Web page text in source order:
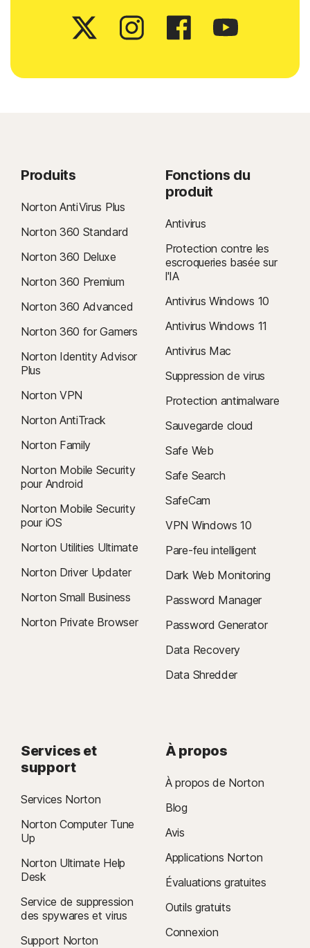
Produits
Norton AntiVirus Plus
Norton 360 Standard
Norton 360 Deluxe
Norton 360 Premium
Norton 360 Advanced
Norton 360 for Gamers
Norton Identity Advisor
Plus
Norton VPN
Norton AntiTrack
Norton Family
Norton Mobile Security
pour Android
Norton Mobile Security
pour iOS
Norton Utilities Ultimate
Norton Driver Updater
Norton Small Business
Norton Private Browser
Fonctions du
produit
Antivirus
Protection contre les
escroqueries basée sur
l'IA
Antivirus Windows 10
Antivirus Windows 11
Antivirus Mac
Suppression de virus
Protection antimalware
Sauvegarde cloud
Safe Web
Safe Search
SafeCam
VPN Windows 10
Pare-feu intelligent
Dark Web Monitoring
Password Manager
Password Generator
Data Recovery
Data Shredder
Services et
support
Services Norton
Norton Computer Tune
Up
Norton Ultimate Help
Desk
Service de suppression
des spywares et virus
Support Norton
À propos
À propos de Norton
Blog
Avis
Applications Norton
Évaluations gratuites
Outils gratuits
Connexion